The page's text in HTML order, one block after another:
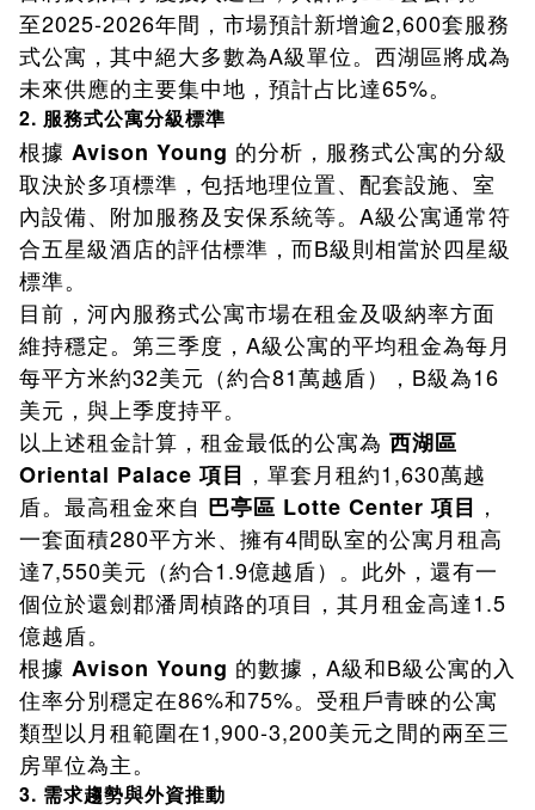
至2025-2026年間，市場預計新增逾2,600套服務
式公寓，其中絕大多數為A級單位。西湖區將成為
未來供應的主要集中地，預計占比達65%。
2. 服務式公寓分級標準
根據 Avison Young 的分析，服務式公寓的分級
取決於多項標準，包括地理位置、配套設施、室
內設備、附加服務及安保系統等。A級公寓通常符
合五星級酒店的評估標準，而B級則相當於四星級
標準。
目前，河內服務式公寓市場在租金及吸納率方面
維持穩定。第三季度，A級公寓的平均租金為每月
每平方米約32美元（約合81萬越盾），B級為16
美元，與上季度持平。
以上述租金計算，租金最低的公寓為 西湖區
Oriental Palace 項目 ，單套月租約1,630萬越
盾。最高租金來自 巴亭區 Lotte Center 項目 ，
一套面積280平方米、擁有4間臥室的公寓月租高
達7,550美元（約合1.9億越盾）。此外，還有一
個位於還劍郡潘周楨路的項目，其月租金高達1.5
億越盾。
根據 Avison Young 的數據，A級和B級公寓的入
住率分別穩定在86%和75%。受租戶青睞的公寓
類型以月租範圍在1,900-3,200美元之間的兩至三
房單位為主。
3. 需求趨勢與外資推動